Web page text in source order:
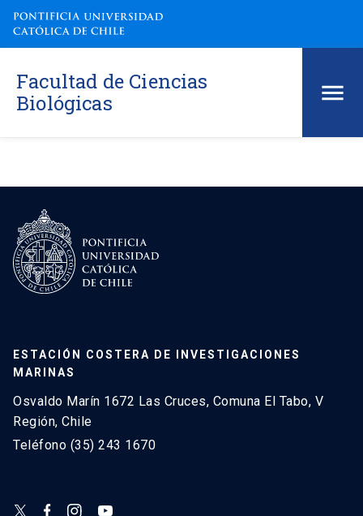
Facultad de Ciencias
Biológicas
ESTACIÓN COSTERA DE INVESTIGACIONES
MARINAS
Osvaldo Marín 1672 Las Cruces, Comuna El Tabo, V
Región, Chile
Teléfono (35) 243 1670